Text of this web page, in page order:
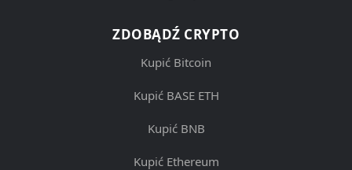
ZDOBĄDŹ CRYPTO
Kupić Bitcoin
Kupić BASE ETH
Kupić BNB
Kupić Ethereum